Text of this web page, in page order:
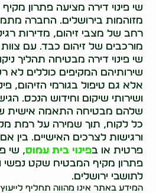
שי פינוי דירה מציעה פתרון מקיף
מזוהמות בירושלים. החברה
רחב של מצבי זיהום, מדירות
מורכבים של זיהום כבד. עם צוות
שי פינוי דירה מבטיחה תהליך
שירותיהם המקיפים כוללים לא
אלא גם טיפול בגורמי הזיהום,
ושירותי שיקום וחידוש הנכס.
שלהם מבטיחה התאמה אישית
כל לקוח, תוך שמירה על רמת
ורגישות לצרכים האישיים. בין
פרטית או בפינוי בית עמוס, שי
פתרון מקיף המבטיח שקט נפשי
לתושבי ירושלים.
המידע באתר אינו מהווה תחליף